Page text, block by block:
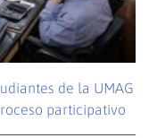
de la UMAG
participativo